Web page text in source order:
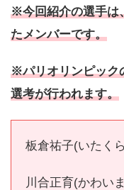
※今回紹介の選手は
たメンバーです。
※パリオリンピック
選考が行われます。
板倉祐子(いたく
川合正育(かわい